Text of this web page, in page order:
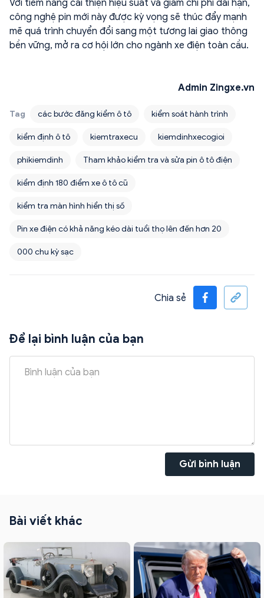
Với tiềm năng cải thiện hiệu suất và giảm chi phí dài hạn,
công nghệ pin mới này được kỳ vọng sẽ thúc đẩy mạnh
mẽ quá trình chuyển đổi sang một tương lai giao thông
bền vững, mở ra cơ hội lớn cho ngành xe điện toàn cầu.
Admin Zingxe.vn
Tag các bước đăng kiểm ô tô kiểm soát hành trình
kiểm định ô tô kiemtraxecu kiemdinhxecogioi
phikiemdinh Tham khảo kiểm tra và sửa pin ô tô điện
kiểm định 180 điểm xe ô tô cũ
kiểm tra màn hình hiển thị số
Pin xe điện có khả năng kéo dài tuổi thọ lên đến hơn 20
000 chu kỳ sạc
Chia sẻ
Để lại bình luận của bạn
Gửi bình luận
Bài viết khác